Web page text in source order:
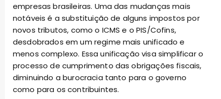
empresas brasileiras. Uma das mudanças mais
notáveis é a substituição de alguns impostos por
novos tributos, como o ICMS e o PIS/Cofins,
desdobrados em um regime mais unificado e
menos complexo. Essa unificação visa simplificar o
processo de cumprimento das obrigações fiscais,
diminuindo a burocracia tanto para o governo
como para os contribuintes.